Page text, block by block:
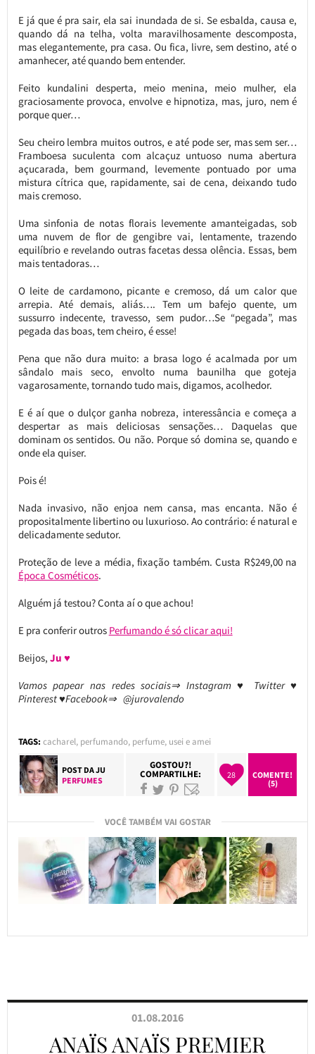
E já que é pra sair, ela sai inundada de si. Se esbalda, causa e,
quando dá na telha, volta maravilhosamente descomposta,
mas elegantemente, pra casa. Ou fica, livre, sem destino, até o
amanhecer, até quando bem entender.
Feito kundalini desperta, meio menina, meio mulher, ela
graciosamente provoca, envolve e hipnotiza, mas, juro, nem é
porque quer…
Seu cheiro lembra muitos outros, e até pode ser, mas sem ser…
Framboesa suculenta com alcaçuz untuoso numa abertura
açucarada, bem gourmand, levemente pontuado por uma
mistura cítrica que, rapidamente, sai de cena, deixando tudo
mais cremoso.
Uma sinfonia de notas florais levemente amanteigadas, sob
uma nuvem de flor de gengibre vai, lentamente, trazendo
equilíbrio e revelando outras facetas dessa olência. Essas, bem
mais tentadoras…
O leite de cardamono, picante e cremoso, dá um calor que
arrepia. Até demais, aliás…. Tem um bafejo quente, um
sussurro indecente, travesso, sem pudor…Se “pegada”, mas
pegada das boas, tem cheiro, é esse!
Pena que não dura muito: a brasa logo é acalmada por um
sândalo mais seco, envolto numa baunilha que goteja
vagarosamente, tornando tudo mais, digamos, acolhedor.
E é aí que o dulçor ganha nobreza, interessância e começa a
despertar as mais deliciosas sensações… Daquelas que
dominam os sentidos. Ou não. Porque só domina se, quando e
onde ela quiser.
Pois é!
Nada invasivo, não enjoa nem cansa, mas encanta. Não é
propositalmente libertino ou luxurioso. Ao contrário: é natural e
delicadamente sedutor.
Proteção de leve a média, fixação também. Custa R$249,00 na
Época Cosméticos.
Alguém já testou? Conta aí o que achou!
E pra conferir outros Perfumando é só clicar aqui!
Beijos, Ju ♥
Vamos papear nas redes sociais⇒ Instagram ♥ Twitter ♥
Pinterest ♥Facebook⇒ @jurovalendo
TAGS: cacharel, perfumando, perfume, usei e amei
POST DAJU
PERFUMES
GOSTOU?!
COMPARTILHE: 28
COMENTE!
(5)
VOCÊ TAMBÉM VAI GOSTAR
01.08.2016
ANAÏS ANAÏS PREMIER